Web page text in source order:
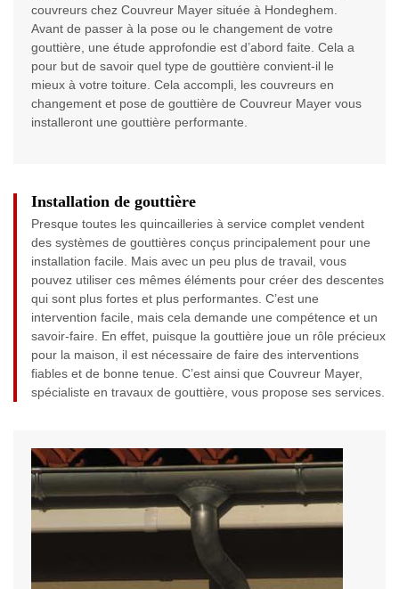
couvreurs chez Couvreur Mayer située à Hondeghem.
Avant de passer à la pose ou le changement de votre
gouttière, une étude approfondie est d’abord faite. Cela a
pour but de savoir quel type de gouttière convient-il le
mieux à votre toiture. Cela accompli, les couvreurs en
changement et pose de gouttière de Couvreur Mayer vous
installeront une gouttière performante.
Installation de gouttière
Presque toutes les quincailleries à service complet vendent
des systèmes de gouttières conçus principalement pour une
installation facile. Mais avec un peu plus de travail, vous
pouvez utiliser ces mêmes éléments pour créer des descentes
qui sont plus fortes et plus performantes. C’est une
intervention facile, mais cela demande une compétence et un
savoir-faire. En effet, puisque la gouttière joue un rôle précieux
pour la maison, il est nécessaire de faire des interventions
fiables et de bonne tenue. C’est ainsi que Couvreur Mayer,
spécialiste en travaux de gouttière, vous propose ses services.